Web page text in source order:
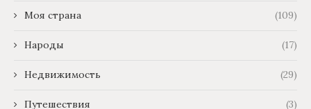
Моя страна (109)
Народы (17)
Недвижимость (29)
Путешествия (3)